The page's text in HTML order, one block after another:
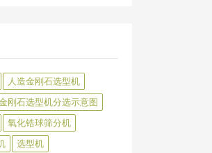
人造金刚石选型机
刚石选型机分选示意图
氧化锆球筛分机
选型机